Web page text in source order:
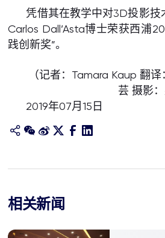
凭借其在教学中对3D投影
Carlos Dall’Asta博士荣获西浦
践创新奖”。
（记者：Tamara Kaup 翻
芸 摄影
2019年07月15日
相关新闻